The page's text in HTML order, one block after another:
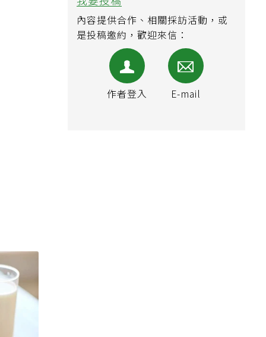
我要投稿
內容提供合作、相關採訪活動，或
是投稿邀約，歡迎來信：